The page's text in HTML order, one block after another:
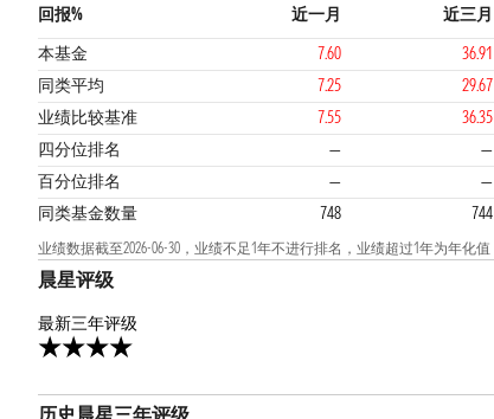
回报% 近一月 近三月
本基金
7.60 36.91
同类平均
7.25 29.67
业绩比较基准
7.55 36.35
四分位排名
— —
百分位排名 — —
同类基金数量
748 744
业绩数据截至2026-06-30，业绩不足1年不进行排名，业绩超过1年为年化值
晨星评级
最新三年评级
历史晨星三年评级